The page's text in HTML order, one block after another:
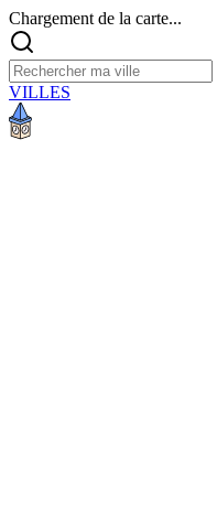
Chargement de la carte...
VILLES